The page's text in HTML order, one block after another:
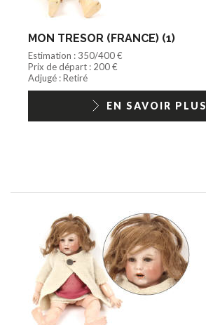
MON TRESOR (FRANCE) (1)
Estimation : 350/400 €
Prix de départ : 200 €
Adjugé : Retiré
EN SAVOIR PLUS